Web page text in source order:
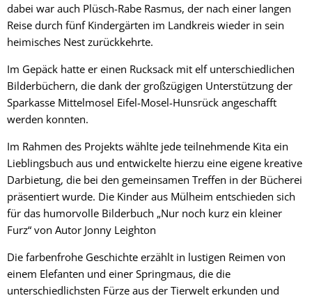
dabei war auch Plüsch-Rabe Rasmus, der nach einer langen
Reise durch fünf Kindergärten im Landkreis wieder in sein
heimisches Nest zurückkehrte.
Im Gepäck hatte er einen Rucksack mit elf unterschiedlichen
Bilderbüchern, die dank der großzügigen Unterstützung der
Sparkasse Mittelmosel Eifel-Mosel-Hunsrück angeschafft
werden konnten.
Im Rahmen des Projekts wählte jede teilnehmende Kita ein
Lieblingsbuch aus und entwickelte hierzu eine eigene kreative
Darbietung, die bei den gemeinsamen Treffen in der Bücherei
präsentiert wurde. Die Kinder aus Mülheim entschieden sich
für das humorvolle Bilderbuch „Nur noch kurz ein kleiner
Furz“ von Autor Jonny Leighton
Die farbenfrohe Geschichte erzählt in lustigen Reimen von
einem Elefanten und einer Springmaus, die die
unterschiedlichsten Fürze aus der Tierwelt erkunden und